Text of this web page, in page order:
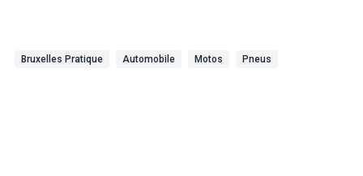
Bruxelles Pratique Automobile Motos Pneus